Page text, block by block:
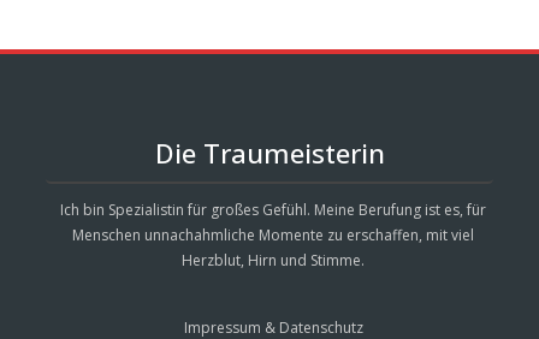
Die Traumeisterin
Ich bin Spezialistin für großes Gefühl. Meine Berufung ist es, für
Menschen unnachahmliche Momente zu erschaffen, mit viel
Herzblut, Hirn und Stimme.
Impressum & Datenschutz